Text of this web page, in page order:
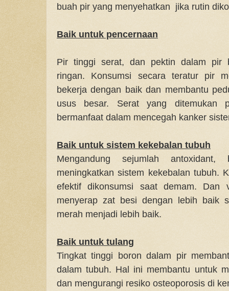
buah pir yang menyehatkan jika rutin
Baik untuk pencernaan
Pir tinggi serat, dan pektin dalam pir
ringan. Konsumsi secara teratur pir
bekerja dengan baik dan membantu
usus besar. Serat yang ditemukan
bermanfaat dalam mencegah kanker
Baik untuk sistem kekebalan tubuh
Mengandung sejumlah
meningkatkan sistem kekebalan tubuh.
efektif dikonsumsi saat demam. Dan
menyerap zat besi dengan lebih baik
merah menjadi lebih baik.
Baik untuk tulang
Tingkat tinggi boron dalam pir
dalam tubuh. Hal ini membantu untuk
dan mengurangi resiko osteoporosis di